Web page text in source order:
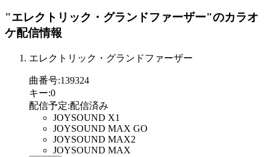
"エレクトリック・グランドファーザー"のカラオ
ケ配信情報
エレクトリック・グランドファーザー
曲番号:139324
キー:0
配信予定:配信済み
JOYSOUND X1
JOYSOUND MAX GO
JOYSOUND MAX2
JOYSOUND MAX